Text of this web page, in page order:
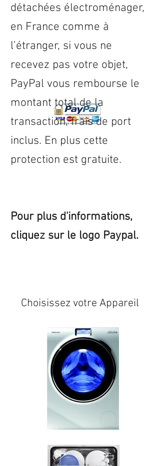
détachées électroménager,
en France comme à
l’étranger, si vous ne
recevez pas votre objet,
PayPal vous rembourse le
montant total de la
transaction, frais de port
inclus. En plus cette
protection est gratuite.
Pour plus d'informations,
cliquez sur le logo Paypal.
Choisissez votre Appareil